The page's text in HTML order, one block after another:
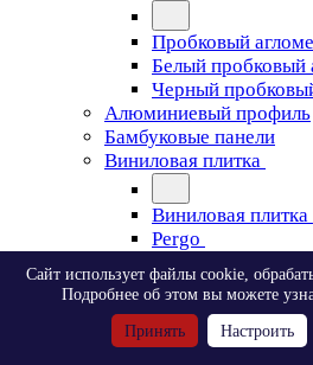
Пробковый
Белый пробковый
Черный
Алюминиевый профиль
Бамбуковые панели
Виниловая плитка
Виниловая плитка
Pergo
Pergo
Classic
Modern
Сайт использует файлы cookie,
Подробнее об этом вы можете
Принять Настроить